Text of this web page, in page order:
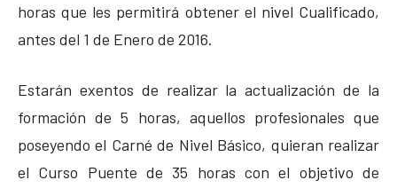
horas que les permitirá obtener el nivel Cualificado,
antes del 1 de Enero de 2016.
Estarán exentos de realizar la actualización de la
formación de 5 horas, aquellos profesionales que
poseyendo el Carné de Nivel Básico, quieran realizar
el Curso Puente de 35 horas con el objetivo de